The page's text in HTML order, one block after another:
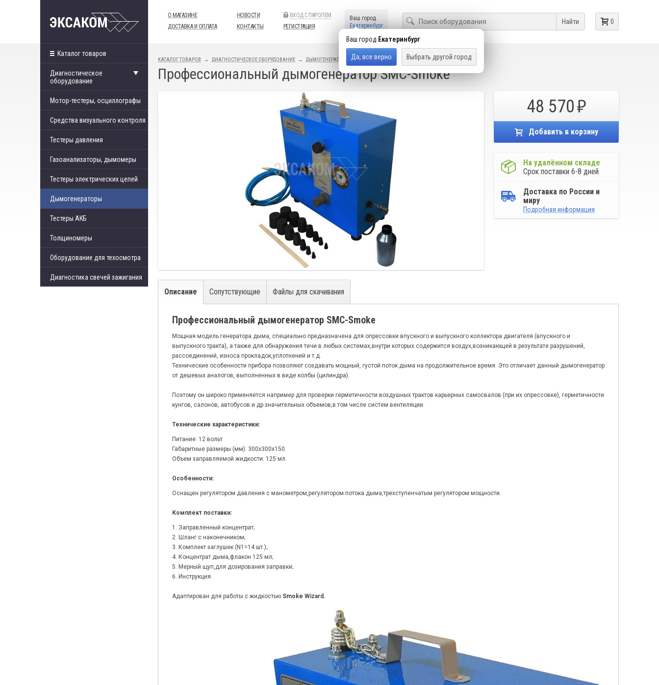
О МАГАЗИНЕ
ДОСТАВКА И ОПЛАТА
НОВОСТИ
КОНТАКТЫ
ВХОД С ПАРОЛЕМ
РЕГИСТРАЦИЯ
Ваш город
Екатеринбург
Ваш город Екатеринбург
Да, все верно Выбрать другой город
Найти 0
Каталог товаров
Диагностическое
оборудование
Мотор-тестеры, осциллографы
Средства визуального контроля
Тестеры давления
Газоанализаторы, дымомеры
Тестеры электрических цепей
Дымогенераторы
Тестеры АКБ
Толщиномеры
Оборудование для техосмотра
Диагностика свечей зажигания
КАТАЛОГ ТОВАРОВ ДИАГНОСТИЧЕСКОЕ ОБОРУДОВАНИЕ ДЫМОГЕНЕРАТОРЫ
Профессиональный дымогенератор SMC-Smoke
48 570
Добавить в корзину
На удалённом складе
Срок поставки 6-8 дней
Доставка по России и
миру
Подробная информация
Описание Сопутствующие Файлы для скачивания
Профессиональный дымогенератор SMC-Smoke
Мощная модель генератора дыма, специально предназначена для опрессовки впускного и выпускного коллектора двигателя (впускного и
выпускного тракта), а также для обнаружения течи в любых системах,внутри которых содержится воздух,возникающей в результате разрушений,
рассоединений, износа прокладок,уплотнений и т.д.
Технические особенности прибора позволяют создавать мощный, густой поток дыма на продолжительное время. Это отличает данный дымогенератор
от дешевых аналогов, выполненных в виде колбы (цилиндра).
Поэтому он широко применяется например для проверки герметичности воздушных трактов карьерных самосвалов (при их опрессовке), герметичности
кунгов, салонов, автобусов и др.значительных объемов,в том числе систем вентиляции.
Технические характеристики:
Питание: 12 вольт
Габаритные размеры (мм): 300х300х150.
Объем заправляемой жидкости: 125 мл.
Особенности:
Оснащен регулятором давления с манометром,регулятором потока дыма,трехступенчатым регулятором мощности.
Комплект поставки:
1. Заправленный концентрат;
2. Шланг с наконечником;
3. Комплект заглушек (N1=14 шт.);
4. Концентрат дыма,флакон 125 мл;
5. Мерный щуп,для дозирования заправки;
6. Инструкция.
Адаптирован для работы с жидкостью Smoke Wizard.